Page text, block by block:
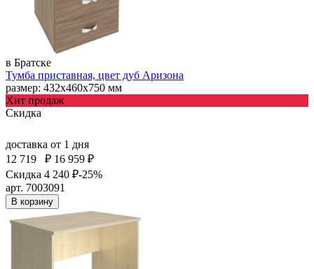
в Братске
Тумба приставная, цвет дуб Аризона
размер: 432х460х750 мм
Хит продаж
Скидка
доставка от 1 дня
12 719
₽ 16 959 ₽
Скидка 4 240 ₽-25%
арт. 7003091
В корзину